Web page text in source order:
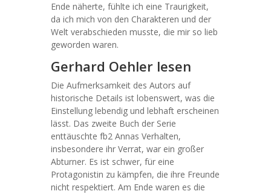
Ende näherte, fühlte ich eine Traurigkeit,
da ich mich von den Charakteren und der
Welt verabschieden musste, die mir so lieb
geworden waren.
Gerhard Oehler lesen
Die Aufmerksamkeit des Autors auf
historische Details ist lobenswert, was die
Einstellung lebendig und lebhaft erscheinen
lässt. Das zweite Buch der Serie
enttäuschte fb2 Annas Verhalten,
insbesondere ihr Verrat, war ein großer
Abturner. Es ist schwer, für eine
Protagonistin zu kämpfen, die ihre Freunde
nicht respektiert. Am Ende waren es die